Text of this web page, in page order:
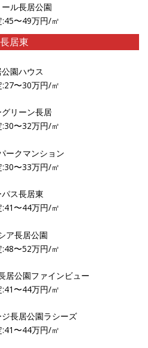
ル長居公園
〜49万円/㎡
長居東
園ハウス
〜30万円/㎡
リーン長居
〜32万円/㎡
ークマンション
〜33万円/㎡
ス長居東
〜44万円/㎡
ア長居公園
〜52万円/㎡
居公園ファインビュー
〜44万円/㎡
長居公園ラシーズ
〜44万円/㎡